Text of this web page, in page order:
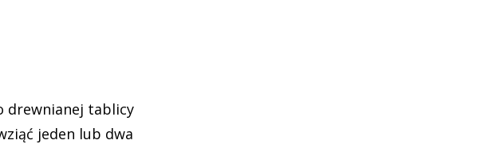
drewnianej tablicy
jeden lub dwa